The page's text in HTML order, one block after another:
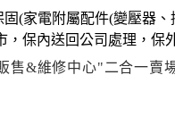
固(家電附屬配件(變壓器、
，保內送回公司處理，保
售&維修中心"二合一賣